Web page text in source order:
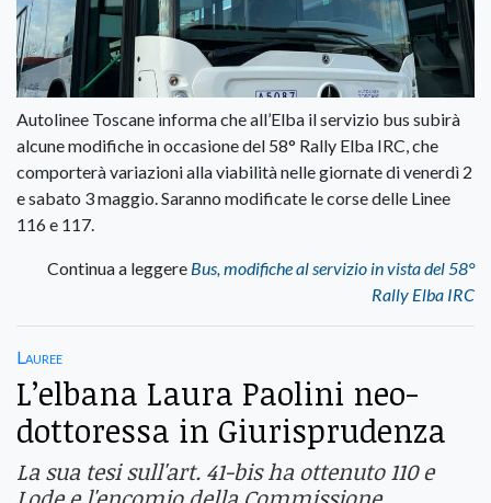
Autolinee Toscane informa che all’Elba il servizio bus subirà
alcune modifiche in occasione del 58° Rally Elba IRC, che
comporterà variazioni alla viabilità nelle giornate di venerdì 2
e sabato 3 maggio. Saranno modificate le corse delle Linee
116 e 117.
Continua a leggere Bus, modifiche al servizio in vista del 58°
Rally Elba IRC
Lauree
L’elbana Laura Paolini neo-
dottoressa in Giurisprudenza
La sua tesi sull'art. 41-bis ha ottenuto 110 e